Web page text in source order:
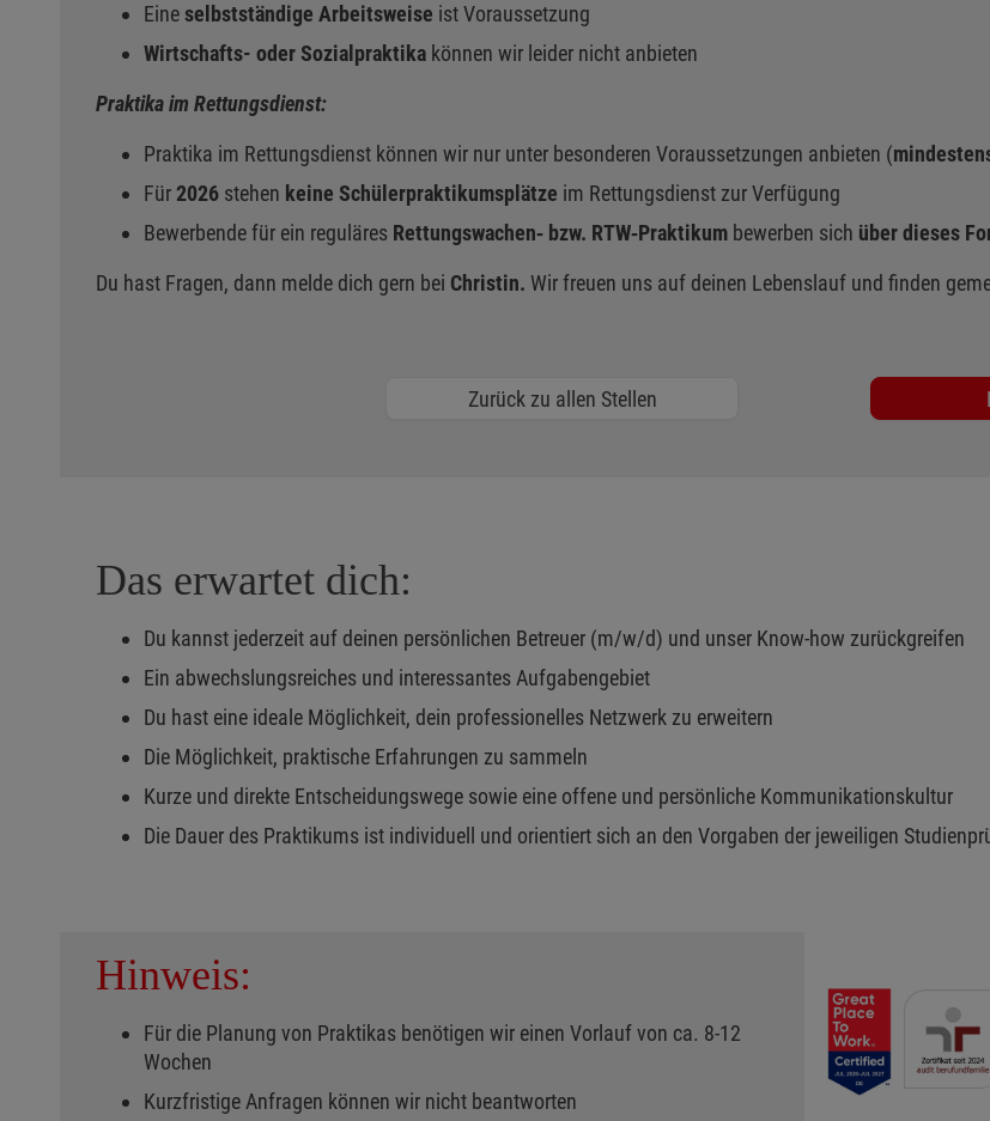
Eineselbstständige Arbeitsweise ist Voraussetzung
Wirtschafts- oder Sozialpraktika können wir leider nicht anbieten
Praktika im Rettungsdienst:
Praktika im Rettungsdienst können wir nur unter besonderen Voraussetzungen anbieten (
Für2026 stehen keine Schülerpraktikumsplätze im Rettungsdienst zur Verfügung
Bewerbende für ein reguläres Rettungswachen‑ bzw. RTW‑Praktikum bewerben sich über dieses
Du hast Fragen, dann melde dich gern bei Christin. Wir freuen uns auf deinen Lebenslauf und finden
Zurück zu allen Stellen
Das erwartet dich:
Du kannst jederzeit auf deinen persönlichen Betreuer (m/w/d) und unser Know-how zurückgreifen
Ein abwechslungsreiches und interessantes Aufgabengebiet
Du hast eine ideale Möglichkeit, dein professionelles Netzwerk zu erweitern
Die Möglichkeit, praktische Erfahrungen zu sammeln
Kurze und direkte Entscheidungswege sowie eine offene und persönliche Kommunikationskultur
Die Dauer des Praktikums ist individuell und orientiert sich an den Vorgaben der jeweiligen
Hinweis:
Für die Planung von Praktikas benötigen wir einen Vorlauf von ca. 8-12
Wochen
Kurzfristige Anfragen können wir nicht beantworten